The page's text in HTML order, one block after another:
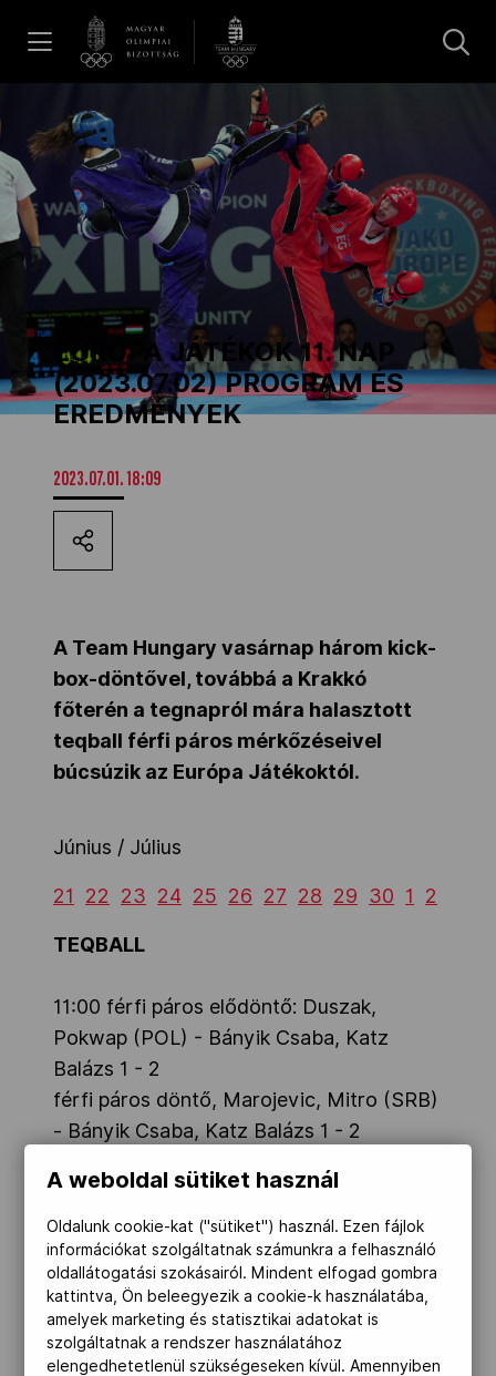
Hírek
Galéria
Dakar 2026
Los Angeles 2028
Kettőskarrier-program
Társszervezetek
OVEP
Adatbank
EURÓPA JÁTÉKOK 11. NAP
(2023.07.02) PROGRAM ÉS
EREDMÉNYEK
2023.07.01. 18:09
A Team Hungary vasárnap három kick-
box-döntővel, továbbá a Krakkó
főterén a tegnapról mára halasztott
teqball férfi páros mérkőzéseivel
búcsúzik az Európa Játékoktól.
Június / Július
21 22 23 24 25 26 27 28 29 30 1 2
TEQBALL
11:00 férfi páros elődöntő: Duszak,
Pokwap (POL) - Bányik Csaba, Katz
Balázs 1 - 2
férfi páros döntő, Marojevic, Mitro (SRB)
- Bányik Csaba, Katz Balázs 1 - 2
KICK-BOX Myslenice Arena
döntők
férfi Light Contact - 79 kg Rmadan Al
Amin (GER) - Fésű Lajos Imre 3 - 0
A weboldal sütiket használ
Oldalunk cookie-kat ("sütiket") használ. Ezen fájlok
információkat szolgáltatnak számunkra a felhasználó
oldallátogatási szokásairól. Mindent elfogad gombra
kattintva, Ön beleegyezik a cookie-k használatába,
amelyek marketing és statisztikai adatokat is
szolgáltatnak a rendszer használatához
elengedhetetlenül szükségeseken kívül. Amennyiben